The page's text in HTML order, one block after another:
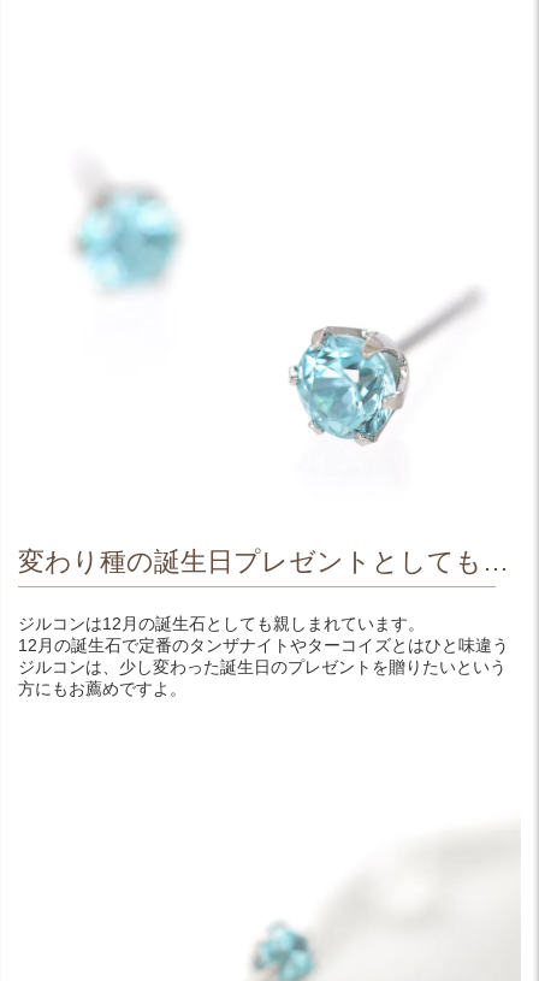
変わり種の誕生日プレゼントとしても…
ジルコンは12月の誕生石としても親しまれています。
12月の誕生石で定番のタンザナイトやターコイズとはひと味違う
ジルコンは、少し変わった誕生日のプレゼントを贈りたいという
方にもお薦めですよ。